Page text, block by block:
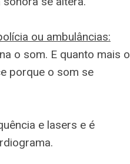
ou ambulâncias:
o som. E quanto mais o
porque o som se
e lasers e é